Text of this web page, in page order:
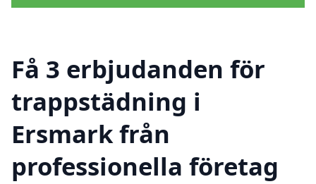
Få 3 erbjudanden för
trappstädning i
Ersmark från
professionella företag